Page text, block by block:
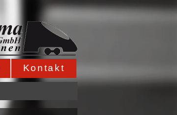
Kontakt